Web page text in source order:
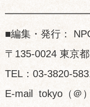
■編集・発行：
〒135-0024 東京
TEL：03-3820-
E-mail tokyo（＠